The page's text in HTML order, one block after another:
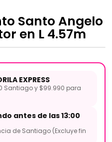
Santo Angelo
en L 4.57m
EXPRESS
Santiago y $99.990 para
antes de las 13:00
de Santiago (Excluye fin